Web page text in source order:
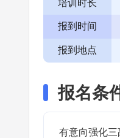
培训时长
报到时间
报到地点
报名条
有意向强化